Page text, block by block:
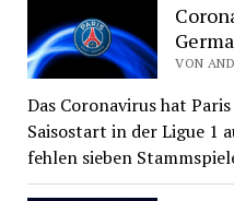
VON
Das Coronavirus hat
Saisostart in der Ligue 1
fehlen sieben